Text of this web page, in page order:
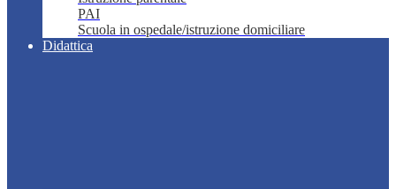
PAI
Scuola in ospedale/istruzione domiciliare
Didattica